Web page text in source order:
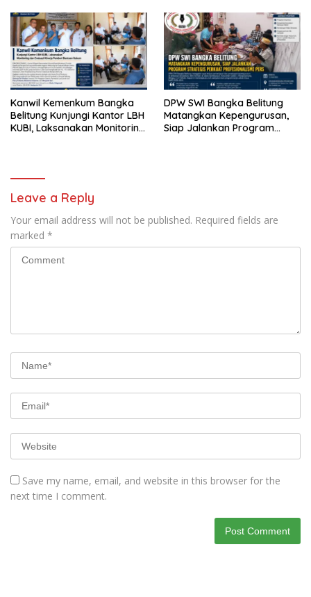
Kanwil Kemenkum Bangka
Belitung Kunjungi Kantor LBH
KUBI, Laksanakan Monitoring
DPW SWI Bangka Belitung
Matangkan Kepengurusan,
Siap Jalankan Program
Leave a Reply
Your email address will not be published. Required fields are
marked *
Save my name, email, and website in this browser for the
next time I comment.